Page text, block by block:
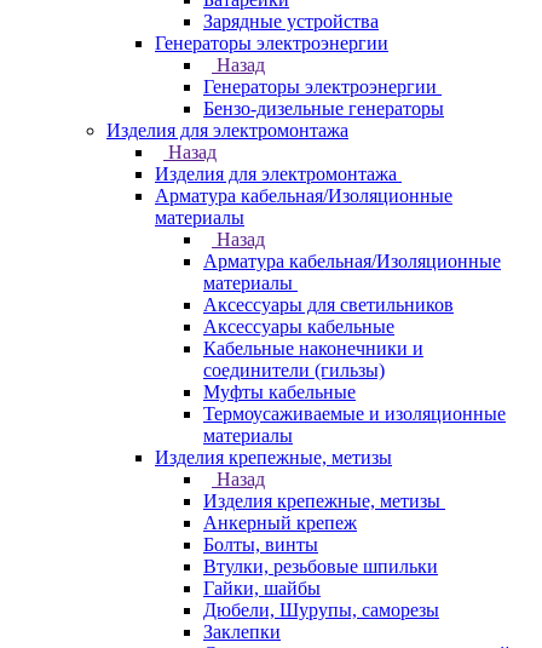
Зарядные устройства
Генераторы электроэнергии
Назад
Генераторы электроэнергии
Бензо-дизельные генераторы
Изделия для электромонтажа
Назад
Изделия для электромонтажа
Арматура кабельная/Изоляционные
материалы
Назад
Арматура кабельная/Изоляционные
материалы
Аксессуары для светильников
Аксессуары кабельные
Кабельные наконечники и
соединители (гильзы)
Муфты кабельные
Термоусаживаемые и изоляционные
материалы
Изделия крепежные, метизы
Назад
Изделия крепежные, метизы
Анкерный крепеж
Болты, винты
Втулки, резьбовые шпильки
Гайки, шайбы
Дюбели, Шурупы, саморезы
Заклепки